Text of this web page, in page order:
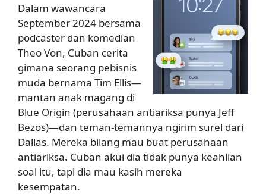
Dalam wawancara
September 2024 bersama
podcaster dan komedian
Theo Von, Cuban cerita
gimana seorang pebisnis
muda bernama Tim Ellis—
mantan anak magang di
Blue Origin (perusahaan antiariksa punya Jeff
Bezos)—dan teman-temannya ngirim surel dari
Dallas. Mereka bilang mau buat perusahaan
antiariksa. Cuban akui dia tidak punya keahlian
soal itu, tapi dia mau kasih mereka
kesempatan.